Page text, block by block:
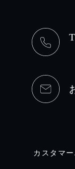
カスタマ